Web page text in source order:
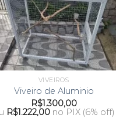
VIVEIROS
Viveiro de Aluminio
R$1.300,00
R$1.222,00 no PIX (6% off)